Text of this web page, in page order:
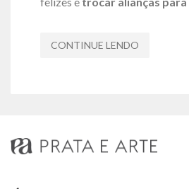
CONTINUE LENDO